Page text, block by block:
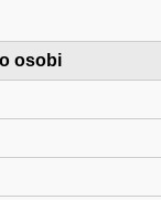
osobi